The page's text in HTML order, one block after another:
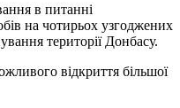
в питанні
на чотирьох узгоджених
території Донбасу.
відкриття більшої